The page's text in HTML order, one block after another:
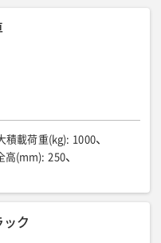
積載荷重(kg): 1000
高(mm): 250
ク